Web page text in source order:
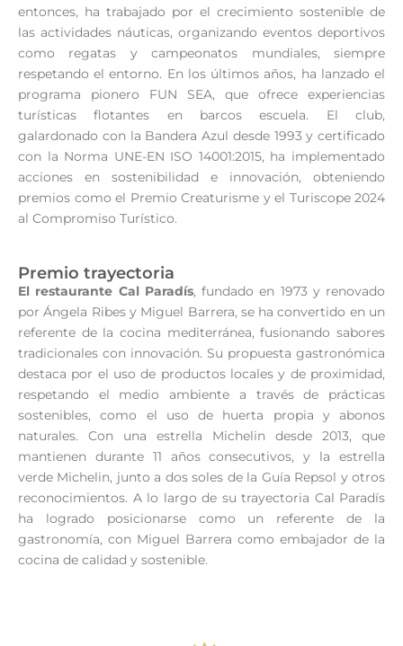
entonces, ha trabajado por el crecimiento sostenible de
las actividades náuticas, organizando eventos deportivos
como regatas y campeonatos mundiales, siempre
respetando el entorno. En los últimos años, ha lanzado el
programa pionero FUN SEA, que ofrece experiencias
turísticas flotantes en barcos escuela. El club,
galardonado con la Bandera Azul desde 1993 y certificado
con la Norma UNE-EN ISO 14001:2015, ha implementado
acciones en sostenibilidad e innovación, obteniendo
premios como el Premio Creaturisme y el Turiscope 2024
al Compromiso Turístico.
Premio trayectoria
El restaurante Cal Paradís, fundado en 1973 y renovado
por Ángela Ribes y Miguel Barrera, se ha convertido en un
referente de la cocina mediterránea, fusionando sabores
tradicionales con innovación. Su propuesta gastronómica
destaca por el uso de productos locales y de proximidad,
respetando el medio ambiente a través de prácticas
sostenibles, como el uso de huerta propia y abonos
naturales. Con una estrella Michelin desde 2013, que
mantienen durante 11 años consecutivos, y la estrella
verde Michelin, junto a dos soles de la Guía Repsol y otros
reconocimientos. A lo largo de su trayectoria Cal Paradís
ha logrado posicionarse como un referente de la
gastronomía, con Miguel Barrera como embajador de la
cocina de calidad y sostenible.